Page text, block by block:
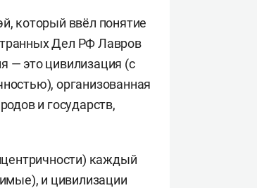
который ввёл понятие
Дел РФ Лавров
— это цивилизация (с
организованная
и государств,
каждый
и цивилизации